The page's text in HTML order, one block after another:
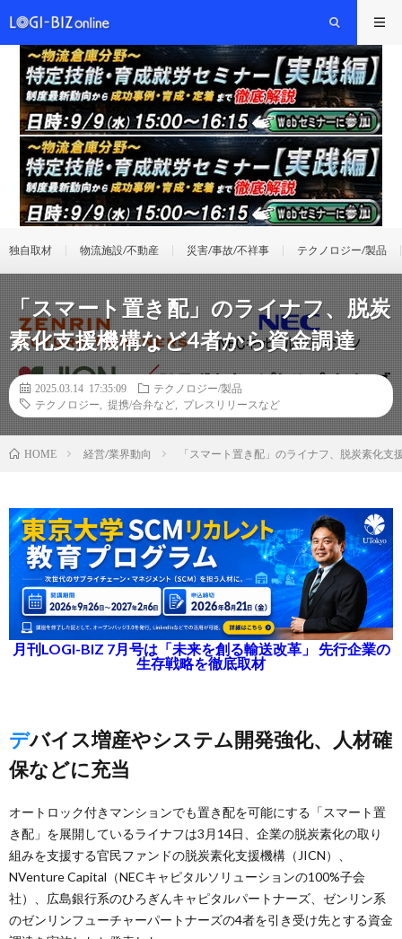
独自取材 物流施設/不動産 災害/事故/不祥事 テクノロジー/製品
「スマート置き配」のライナフ、脱炭
素化支援機構など4者から資金調達
2025.03.14 17:35:09
テクノロジー/製品
テクノロジー
提携/合弁など プレスリリースなど
HOME 経営/業界動向 「スマート置き配」のライナフ、脱炭素化支
月刊LOGI-BIZ 7月号は「未来を創る輸送改革」 先行企業の
生存戦略を徹底取材
デバイス増産やシステム開発強化、人材確
保などに充当
オートロック付きマンションでも置き配を可能にする「スマート置
き配」を展開しているライナフは3月14日、企業の脱炭素化の取り
組みを支援する官民ファンドの脱炭素化支援機構（JICN）、
NVenture Capital（NECキャピタルソリューションの100%子会
社）、広島銀行系のひろぎんキャピタルパートナーズ、ゼンリン系
のゼンリンフューチャーパートナーズの4者を引き受け先とする資金